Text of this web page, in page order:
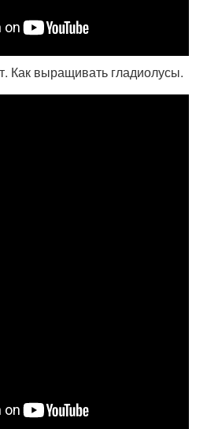
Как выращивать гладиолусы.